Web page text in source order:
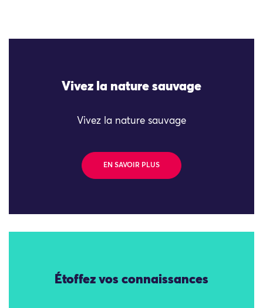
Vivez la nature sauvage
Vivez la nature sauvage
EN SAVOIR PLUS
Étoffez vos connaissances